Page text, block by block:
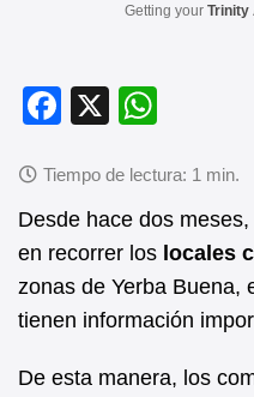
Getting your Trinity
F
c
e
b
o
o
k
X
at
s
A
p
p
Desde hace dos meses,
en recorrer los locales
zonas de Yerba Buena,
tienen información
De esta manera, los